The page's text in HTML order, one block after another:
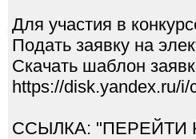
Для участия в
Подать заявку на
Скачать шаблон
https://disk.yandex.ru/
ССЫЛКА: "ПЕРЕЙТИ